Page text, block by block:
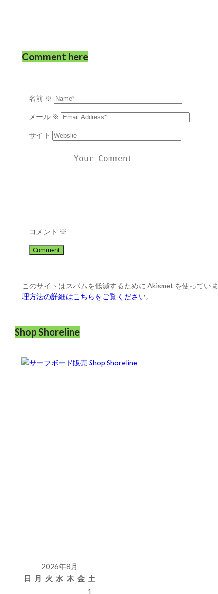
Comment here
名前 ※
メール ※
サイト
コメント ※
このサイトはスパムを低減するために Akismet を使ってい
理方法の詳細はこちらをご覧ください
Shop Shoreline
2026年8月
日
月 火 水 木 金 土
1